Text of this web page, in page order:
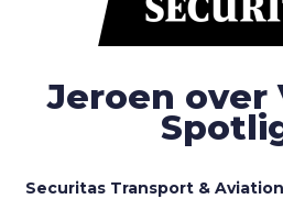
Jeroen over
Securitas Transport &